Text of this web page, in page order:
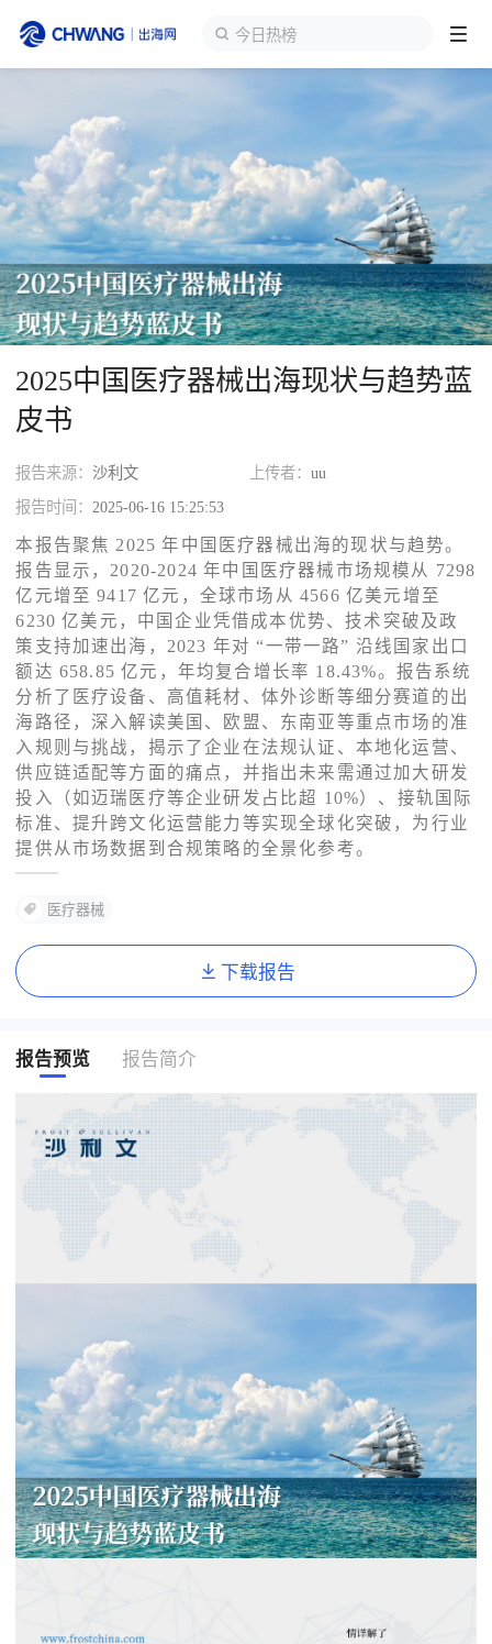
今日热榜
出海服务
出海资讯
跨境报告
出海导航
出海交流群
了解出海网
登录/注册 个人中心
2025中国医疗器械出海现状与趋势蓝
皮书
报告来源：沙利文 上传者： uu
报告时间： 2025-06-16 15:25:53
本报告聚焦 2025 年中国医疗器械出海的现状与趋势。
报告显示，2020-2024 年中国医疗器械市场规模从 7298
亿元增至 9417 亿元，全球市场从 4566 亿美元增至
6230 亿美元，中国企业凭借成本优势、技术突破及政
策支持加速出海，2023 年对 “一带一路” 沿线国家出口
额达 658.85 亿元，年均复合增长率 18.43%。报告系统
分析了医疗设备、高值耗材、体外诊断等细分赛道的出
海路径，深入解读美国、欧盟、东南亚等重点市场的准
入规则与挑战，揭示了企业在法规认证、本地化运营、
供应链适配等方面的痛点，并指出未来需通过加大研发
投入（如迈瑞医疗等企业研发占比超 10%）、接轨国际
标准、提升跨文化运营能力等实现全球化突破，为行业
提供从市场数据到合规策略的全景化参考。
医疗器械
下载报告
报告预览 报告简介